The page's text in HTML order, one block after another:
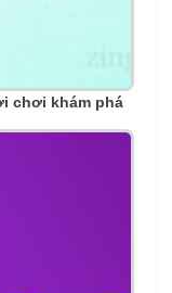
chơi khám phá